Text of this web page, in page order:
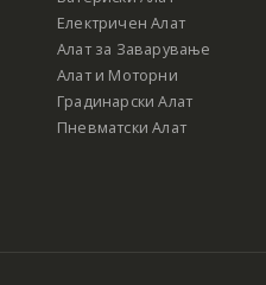
Електричен Алат
Алат за Заварување
Алат и Моторни
Градинарски Алат
Пневматски Алат